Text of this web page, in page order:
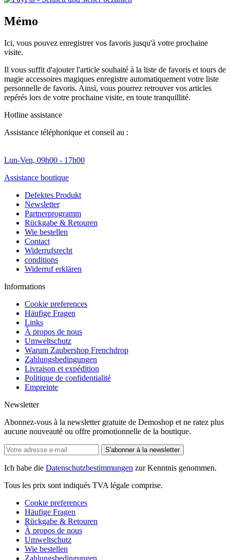
Mémo
Ici, vous pouvez enregistrer vos favoris jusqu'à votre prochaine
visite.
Il vous suffit d'ajouter l'article souhaité à la liste de favoris et tours de
magie accessoires magiques enregistre automatiquement votre liste
personnelle de favoris. Ainsi, vous pourrez retrouver vos articles
repérés lors de votre prochaine visite, en toute tranquillité.
Hotline assistance
Assistance téléphonique et conseil au :
Lun-Ven, 09h00 - 17h00
Assistance boutique
Defektes Produkt
Newsletter
Partnerprogramm
Rückgabe & Retouren
Wie bestellen
Contact
Widerrufsrecht
conditions
Widerruf erklären
Informations
Cookie preferences
Häufige Fragen
Links
À propos de nous
Umweltschutz
Warum Zaubershop Frenchdrop
Zahlungsbedingungen
Livraison et expédition
Politique de confidentialité
Empreinte
Newsletter
Abonnez-vous à la newsletter gratuite de Demoshop et ne ratez plus
aucune nouveauté ou offre promotionnelle de la boutique.
S'abonner à la newsletter
Ich habe die Datenschutzbestimmungen zur Kenntnis genommen.
Tous les prix sont indiqués TVA légale comprise.
Cookie preferences
Häufige Fragen
Rückgabe & Retouren
À propos de nous
Umweltschutz
Wie bestellen
Zahlungsbedingungen